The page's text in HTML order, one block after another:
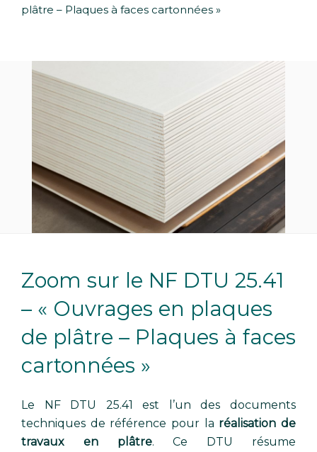
plâtre – Plaques à faces cartonnées »
Zoom sur le NF DTU 25.41
– « Ouvrages en plaques
de plâtre – Plaques à faces
cartonnées »
Le NF DTU 25.41 est l’un des documents
techniques de référence pour la réalisation de
travaux en plâtre. Ce DTU résume